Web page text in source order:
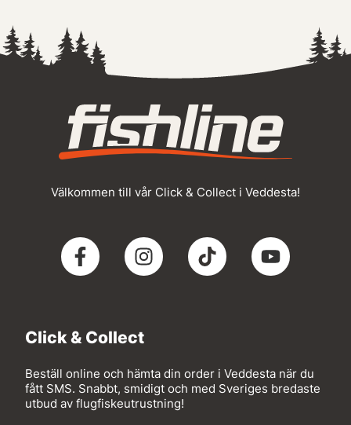
Välkommen till vår Click & Collect i Veddesta!
Click & Collect
Beställ online och hämta din order i Veddesta när du
fått SMS. Snabbt, smidigt och med Sveriges bredaste
utbud av flugfiskeutrustning!